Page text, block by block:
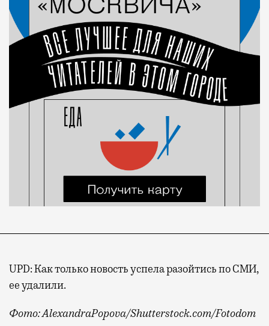
UPD: Как только новость успела разойтись по СМИ,
ее удалили.
Фото: AlexandraPopova/Shutterstock.com/Fotodom